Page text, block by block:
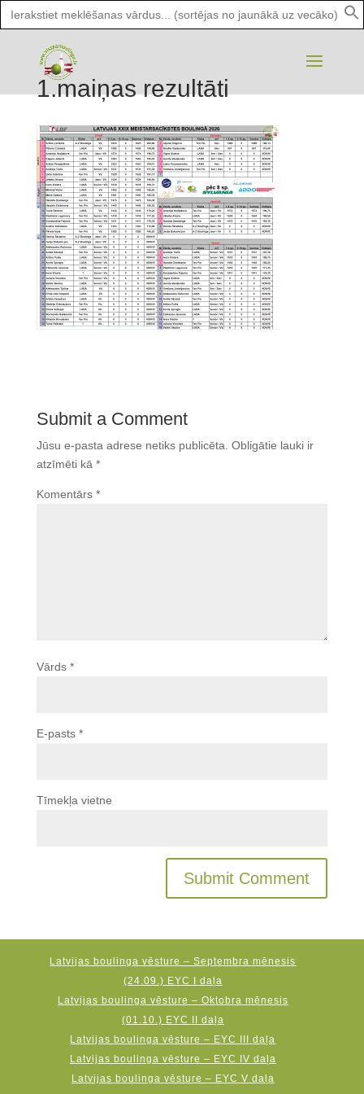
Search
for:
1.maiņas rezultāti
Submit a Comment
Jūsu e-pasta adrese netiks publicēta. Obligātie lauki ir
atzīmēti kā *
Komentārs *
Vārds *
E-pasts *
Tīmekļa vietne
Latvijas boulinga vēsture – Septembra mēnesis
(24.09.) EYC I daļa
Latvijas boulinga vēsture – Oktobra mēnesis
(01.10.) EYC II daļa
Latvijas boulinga vēsture – EYC III daļa
Latvijas boulinga vēsture – EYC IV daļa
Latvijas boulinga vēsture – EYC V daļa